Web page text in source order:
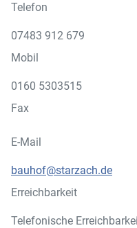
Telefon
07483 912 679
Mobil
0160 5303515
Fax
E-Mail
bauhof@starzach.de
Erreichbarkeit
Telefonische